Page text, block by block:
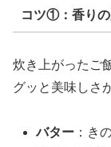
コツ①：香り
炊き上がったご
グッと美味しさ
バター ：き